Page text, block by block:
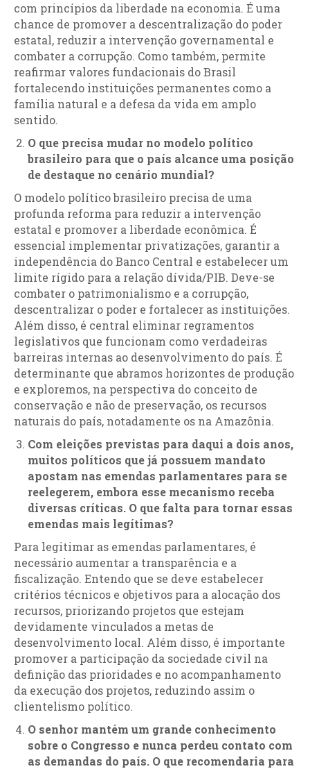
com princípios da liberdade na economia. É uma
chance de promover a descentralização do poder
estatal, reduzir a intervenção governamental e
combater a corrupção. Como também, permite
reafirmar valores fundacionais do Brasil
fortalecendo instituições permanentes como a
família natural e a defesa da vida em amplo
sentido.
O que precisa mudar no modelo político
brasileiro para que o país alcance uma posição
de destaque no cenário mundial?
O modelo político brasileiro precisa de uma
profunda reforma para reduzir a intervenção
estatal e promover a liberdade econômica. É
essencial implementar privatizações, garantir a
independência do Banco Central e estabelecer um
limite rígido para a relação dívida/PIB. Deve-se
combater o patrimonialismo e a corrupção,
descentralizar o poder e fortalecer as instituições.
Além disso, é central eliminar regramentos
legislativos que funcionam como verdadeiras
barreiras internas ao desenvolvimento do país. É
determinante que abramos horizontes de produção
e exploremos, na perspectiva do conceito de
conservação e não de preservação, os recursos
naturais do país, notadamente os na Amazônia.
Com eleições previstas para daqui a dois anos,
muitos políticos que já possuem mandato
apostam nas emendas parlamentares para se
reelegerem, embora esse mecanismo receba
diversas críticas. O que falta para tornar essas
emendas mais legítimas?
Para legitimar as emendas parlamentares, é
necessário aumentar a transparência e a
fiscalização. Entendo que se deve estabelecer
critérios técnicos e objetivos para a alocação dos
recursos, priorizando projetos que estejam
devidamente vinculados a metas de
desenvolvimento local. Além disso, é importante
promover a participação da sociedade civil na
definição das prioridades e no acompanhamento
da execução dos projetos, reduzindo assim o
clientelismo político.
O senhor mantém um grande conhecimento
sobre o Congresso e nunca perdeu contato com
as demandas do país. O que recomendaria para